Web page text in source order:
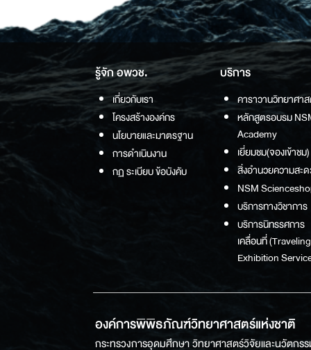
รู้จัก อพวช.
เกี่ยวกับเรา
โครงสร้างองค์กร
นโยบายและมาตรฐาน
การดำเนินงาน
กฏ ระเบียบ ข้อบังคับ
บริการ
คาราวานวิทยาศา
หลักสูตรอบรม
Academy
เยี่ยมชม(จองเข้าชม)
สิ่งอำนวยความสะ
NSM
บริการทางวิชาการ
บริการนิทรรศการ
เคลื่อนที่ (Traveling
Exhibition
องค์การพิพิธภัณฑ์วิทยาศาสตร์แห่งชาติ
กระทรวงการอุดมศึกษา วิทยาศาสตร์วิจัยและนวัตก